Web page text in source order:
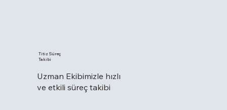
Titiz Süreç
Takibi
Uzman Ekibimizle hızlı
ve etkili süreç takibi